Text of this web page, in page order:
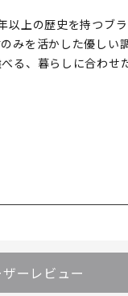
以上の歴史を持つブ
みを活かした優しい
る、暮らしに合わせ
ーレビュー